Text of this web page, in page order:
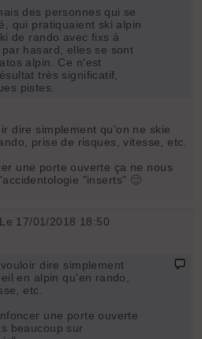
des personnes qui se
qui pratiquaient ski alpin
de rando avec fixs à
hasard, elles se sont
alpin. Ce n'est
très significatif,
pistes.
dire simplement qu'on ne skie
prise de risques, vitesse, etc.
une porte ouverte ça ne nous
"inserts" 🙂
17/01/2018 18:50
dire simplement
en alpin qu'en rando,
etc.
une porte ouverte
beaucoup sur